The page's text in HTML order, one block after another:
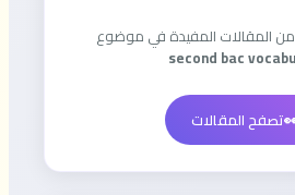
المقالات المفيدة في موضوع
second bac
تصفح المقالات